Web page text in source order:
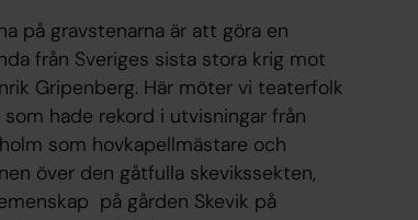
på gravstenarna är att göra en
från Sveriges sista stora krig mot
Gripenberg. Här möter vi teaterfolk
hade rekord i utvisningar från
som hovkapellmästare och
över den gåtfulla skevikssekten,
på gården Skevik på